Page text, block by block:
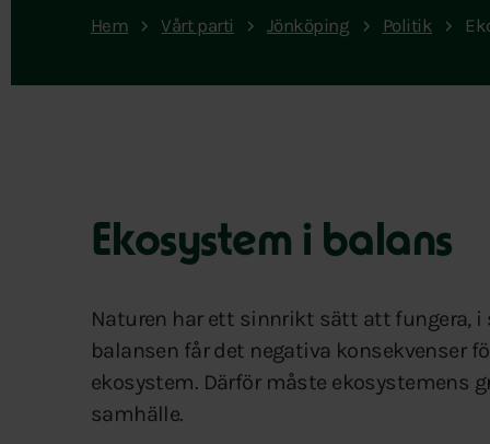
Hem Vårt parti Jönköping Politik
Ekosystem i balans
Naturen har ett sinnrikt sätt att fungera,
balansen får det negativa konsekvenser
ekosystem. Därför måste ekosystemens
samhälle.